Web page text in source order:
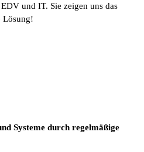
und IT. Sie zeigen uns das
Lösung!
Systeme durch regelmäßige